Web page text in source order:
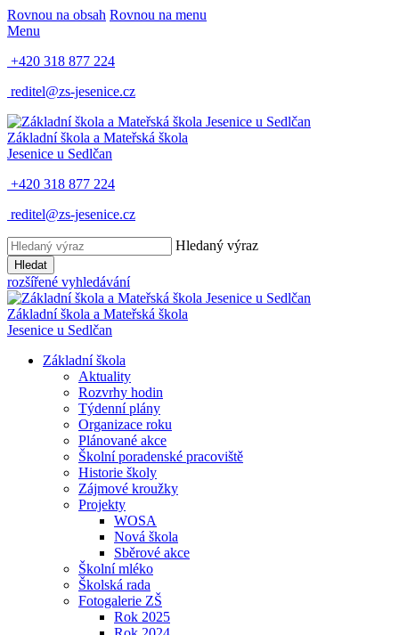
Rovnou na obsah Rovnou na menu
Menu
+420 318 877 224
reditel@zs-jesenice.cz
Základní škola a Mateřská škola
Jesenice u Sedlčan
+420 318 877 224
reditel@zs-jesenice.cz
Hledaný výraz
Hledat
rozšířené vyhledávání
Základní škola a Mateřská škola
Jesenice u Sedlčan
Základní škola
Aktuality
Rozvrhy hodin
Týdenní plány
Organizace roku
Plánované akce
Školní poradenské pracoviště
Historie školy
Zájmové kroužky
Projekty
WOSA
Nová škola
Sběrové akce
Školní mléko
Školská rada
Fotogalerie ZŠ
Rok 2025